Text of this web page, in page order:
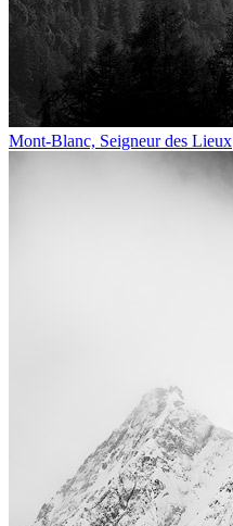
Mont-Blanc, Seigneur des Lieux